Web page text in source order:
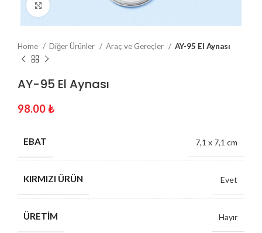
Home Diğer Ürünler Araç ve Gereçler AY-95 El Aynası
AY-95 El Aynası
98.00₺
EBAT 7,1 x 7,1 cm
KIRMIZI ÜRÜN Evet
ÜRETIM Hayır